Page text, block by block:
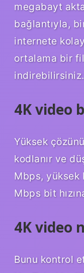
megabayt
bağlantıyla,
internete
ortalama bir
indirebilirsiniz.
4K video
Yüksek
kodlanır ve
Mbps, yüksek
Mbps bit
4K video
Bunu kontrol